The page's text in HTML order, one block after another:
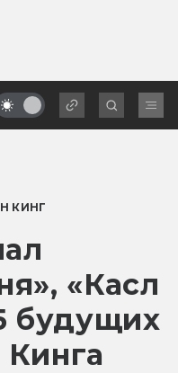
КИНГ
«Касл
будущих